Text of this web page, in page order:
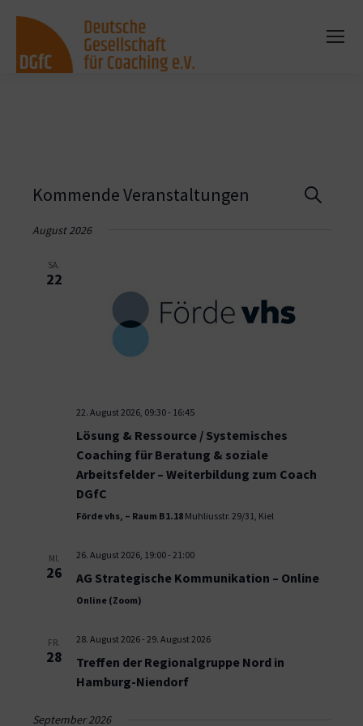
Suche
Kommende Veranstaltungen
August 2026
SA.
22
22. August 2026, 09:30- 16:45
Lösung & Ressource / Systemisches
Coaching für Beratung & soziale
Arbeitsfelder – Weiterbildung zum Coach
DGfC
Förde vhs, – Raum B1.18 Muhliusstr. 29/31, Kiel
MI.
26
26. August 2026, 19:00- 21:00
AG Strategische Kommunikation – Online
Online (Zoom)
FR.
28
28. August 2026- 29. August 2026
Treffen der Regionalgruppe Nord in
Hamburg-Niendorf
September 2026